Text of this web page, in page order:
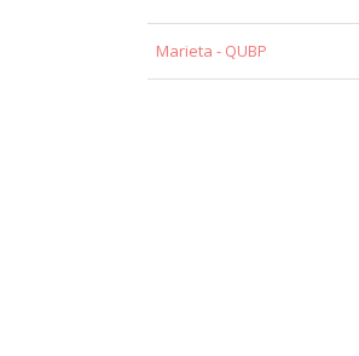
Marieta - QUBP